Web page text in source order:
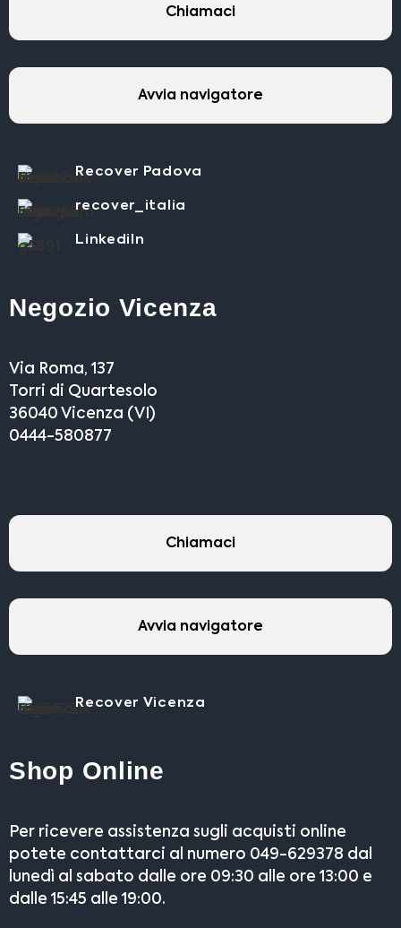
Chiamaci
Avvia navigatore
Recover Padova
recover_italia
LinkediIn
Negozio Vicenza
Via Roma, 137
Torri di Quartesolo
36040 Vicenza (VI)
0444-580877
Chiamaci
Avvia navigatore
Recover Vicenza
Shop Online
Per ricevere assistenza sugli acquisti online
potete contattarci al numero 049-629378 dal
lunedì al sabato dalle ore 09:30 alle ore 13:00 e
dalle 15:45 alle 19:00.